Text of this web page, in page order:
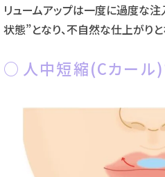
リュームアップは一度に過度な注
状態”となり、不自然な仕上がり
人中短縮(Cカール